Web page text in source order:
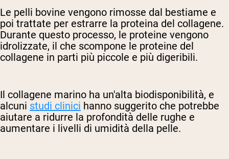
Le pelli bovine vengono rimosse dal bestiame e
poi trattate per estrarre la proteina del collagene.
Durante questo processo, le proteine vengono
idrolizzate, il che scompone le proteine del
collagene in parti più piccole e più digeribili.
Il collagene marino ha un'alta biodisponibilità, e
alcuni studi clinici hanno suggerito che potrebbe
aiutare a ridurre la profondità delle rughe e
aumentare i livelli di umidità della pelle.